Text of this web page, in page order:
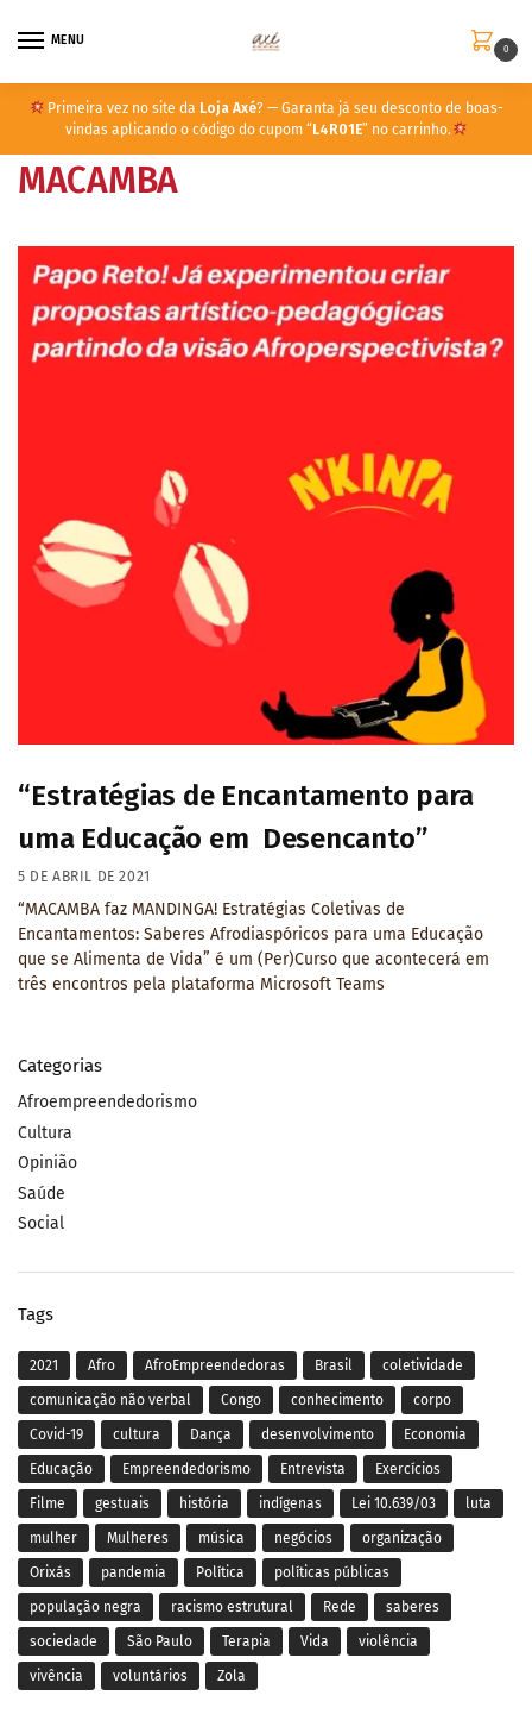
MENU
0
Primeira vez no site da Loja Axé? — Garanta já seu desconto de boas-
vindas aplicando o código do cupom “ L4R01E” no carrinho.
MACAMBA
“Estratégias de Encantamento para
uma Educação em Desencanto”
5 DE ABRIL DE 2021
“MACAMBA faz MANDINGA! Estratégias Coletivas de
Encantamentos: Saberes Afrodiaspóricos para uma Educação
que se Alimenta de Vida” é um (Per)Curso que acontecerá em
três encontros pela plataforma Microsoft Teams
Categorias
Afroempreendedorismo
Cultura
Opinião
Saúde
Social
Tags
2021 Afro AfroEmpreendedoras Brasil coletividade
comunicação não verbal Congo conhecimento corpo
Covid-19 cultura Dança desenvolvimento Economia
Educação Empreendedorismo Entrevista Exercícios
Filme gestuais história indígenas Lei 10.639/03 luta
mulher Mulheres música negócios organização
Orixás pandemia Política políticas públicas
população negra racismo estrutural Rede saberes
sociedade São Paulo Terapia Vida violência
vivência voluntários Zola